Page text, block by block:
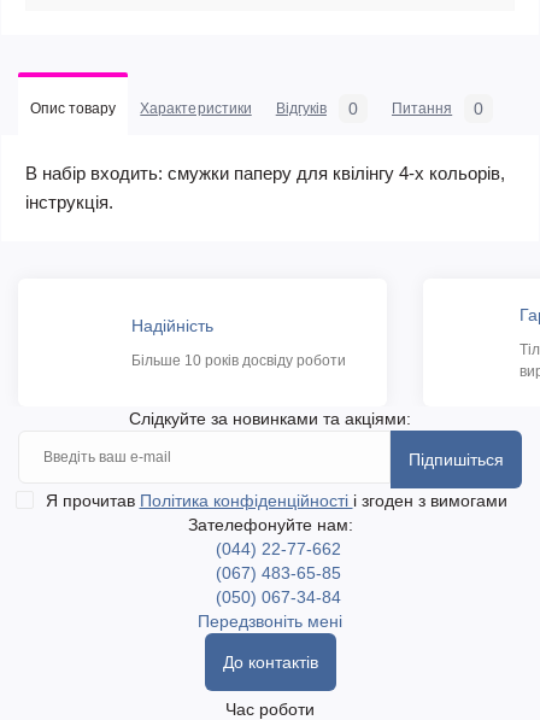
Опис товару Характеристики Відгуків 0 Питання 0
В набір входить: смужки паперу для квілінгу 4-х кольорів,
інструкція.
Надійність
Більше 10 років досвіду роботи
Слідкуйте за новинками та акціями:
Підпишіться
Я прочитав Політика конфіденційності і згоден з вимогами
Зателефонуйте нам:
(044) 22-77-662
(067) 483-65-85
(050) 067-34-84
Передзвоніть мені
До контактів
Час роботи